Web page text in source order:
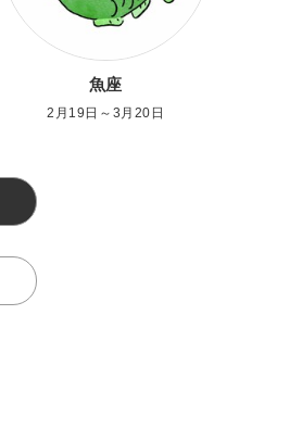
魚座
2月19日～3月20日